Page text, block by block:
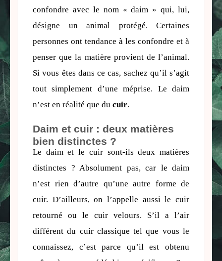
confondre avec le nom « daim » qui, lui,
désigne un animal protégé. Certaines
personnes ont tendance à les confondre et à
penser que la matière provient de l’animal.
Si vous êtes dans ce cas, sachez qu’il s’agit
tout simplement d’une méprise. Le daim
n’est en réalité que du cuir.
Daim et cuir : deux matières
bien distinctes ?
Le daim et le cuir sont-ils deux matières
distinctes ? Absolument pas, car le daim
n’est rien d’autre qu’une autre forme de
cuir. D’ailleurs, on l’appelle aussi le cuir
retourné ou le cuir velours. S’il a l’air
différent du cuir classique tel que vous le
connaissez, c’est parce qu’il est obtenu